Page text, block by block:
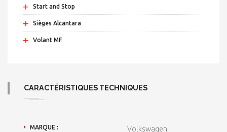
+ Start and Stop
+ Sièges Alcantara
+ Volant MF
CARACTÉRISTIQUES TECHNIQUES
MARQUE : Volkswagen